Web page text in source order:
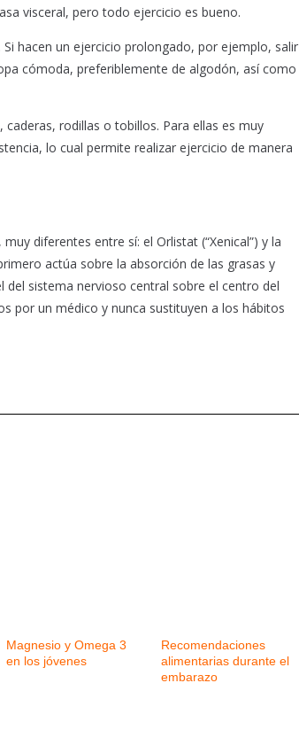
visceral, pero todo ejercicio es bueno.
hacen un ejercicio prolongado, por ejemplo, salir
cómoda, preferiblemente de algodón, así como
rodillas o tobillos. Para ellas es muy
lo cual permite realizar ejercicio de manera
diferentes entre sí: el Orlistat (“Xenical”) y la
actúa sobre la absorción de las grasas y
del sistema nervioso central sobre el centro del
por un médico y nunca sustituyen a los hábitos
Magnesio y Omega 3
en los jóvenes
Recomendaciones
alimentarias durante el
embarazo